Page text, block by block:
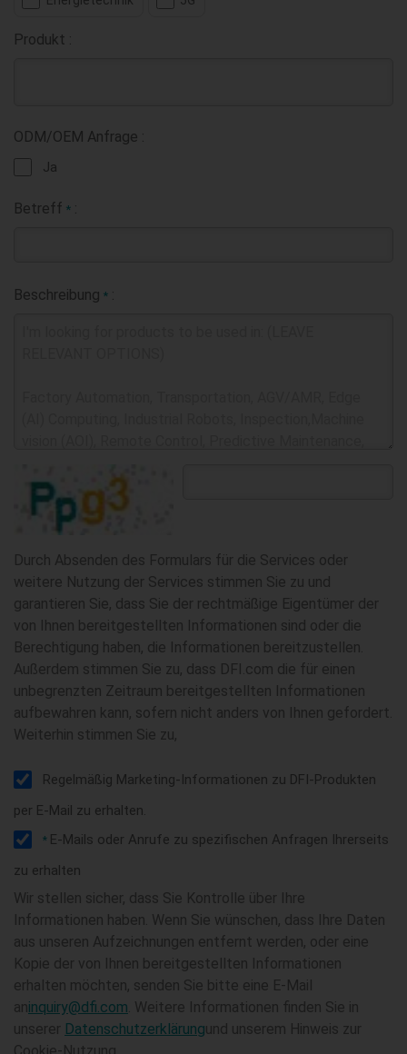
Produkt :
ODM/OEM Anfrage :
Ja
Betreff * :
Beschreibung * :
Durch Absenden des Formulars für die Services oder
weitere Nutzung der Services stimmen Sie zu und
garantieren Sie, dass Sie der rechtmäßige Eigentümer der
von Ihnen bereitgestellten Informationen sind oder die
Berechtigung haben, die Informationen bereitzustellen.
Außerdem stimmen Sie zu, dass DFI.com die für einen
unbegrenzten Zeitraum bereitgestellten Informationen
aufbewahren kann, sofern nicht anders von Ihnen gefordert.
Weiterhin stimmen Sie zu,
Regelmäßig Marketing-Informationen zu DFI-Produkten
per E-Mail zu erhalten.
* E-Mails oder Anrufe zu spezifischen Anfragen Ihrerseits
zu erhalten
Wir stellen sicher, dass Sie Kontrolle über Ihre
Informationen haben. Wenn Sie wünschen, dass Ihre Daten
aus unseren Aufzeichnungen entfernt werden, oder eine
Kopie der von Ihnen bereitgestellten Informationen
erhalten möchten, senden Sie bitte eine E-Mail
aninquiry@dfi.com . Weitere Informationen finden Sie in
unserer Datenschutzerklärungund unserem Hinweis zur